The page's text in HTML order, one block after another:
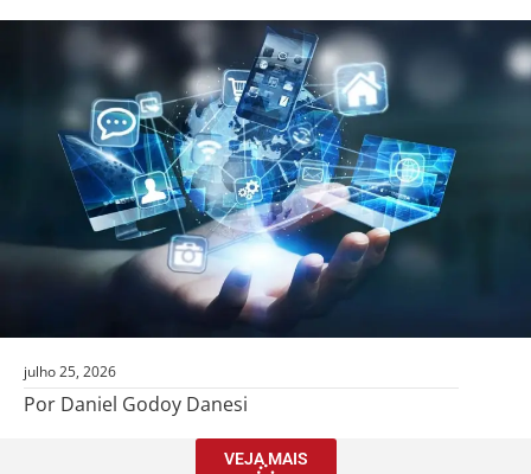
julho 25, 2026
Por Daniel Godoy Danesi
VEJA MAIS